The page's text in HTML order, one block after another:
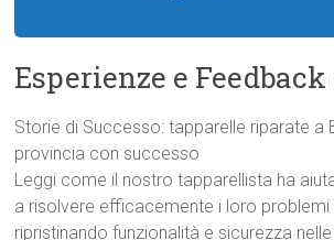
Esperienze e
Storie di Successo: tapparelle riparate a
provincia con successo
Leggi come il nostro tapparellista ha
a risolvere efficacemente i loro problemi
ripristinando funzionalità e sicurezza